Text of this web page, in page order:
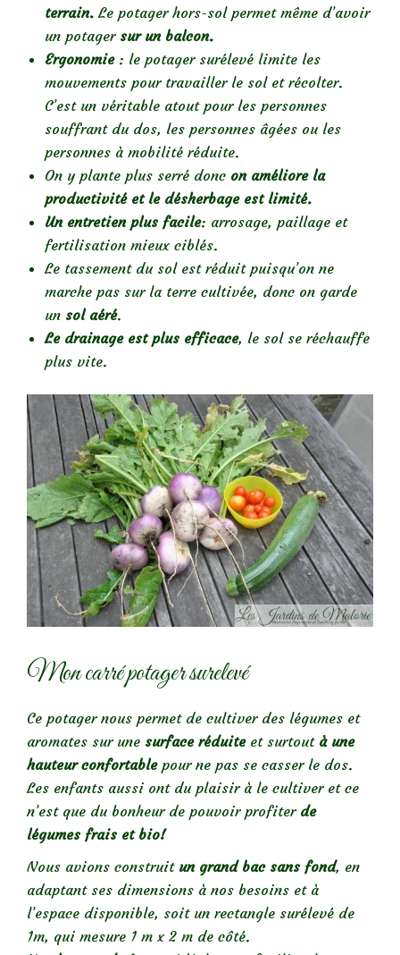
terrain. Le potager hors-sol permet même d’avoir
un potager sur un balcon.
Ergonomie: le potager surélevé limite les
mouvements pour travailler le sol et récolter.
C’est un véritable atout pour les personnes
souffrant du dos, les personnes âgées ou les
personnes à mobilité réduite.
On y plante plus serré donc on améliore la
productivité et le désherbage est limité.
Un entretien plus facile: arrosage, paillage et
fertilisation mieux ciblés.
Le tassement du sol est réduit puisqu’on ne
marche pas sur la terre cultivée, donc on garde
un sol aéré.
Ledrainage est plus efficace, le sol se réchauffe
plus vite.
Mon carré potager surelevé
Ce potager nous permet de cultiver des légumes et
aromates sur une surface réduiteet surtout à une
hauteur confortablepour ne pas se casser le dos.
Les enfants aussi ont du plaisir à le cultiver et ce
n’est que du bonheur de pouvoir profiterde
légumes frais et bio!
Nous avions construit un grand bac sans fond, en
adaptant ses dimensions à nos besoins et à
l’espace disponible, soit un rectangle surélevé de
1m, qui mesure 1 m x 2 m de côté.